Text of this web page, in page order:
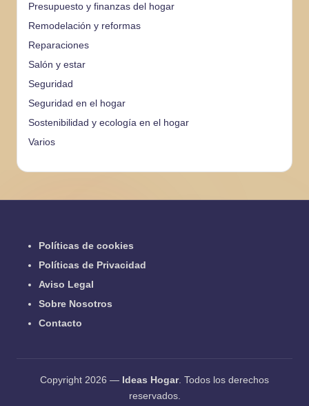
Presupuesto y finanzas del hogar
Remodelación y reformas
Reparaciones
Salón y estar
Seguridad
Seguridad en el hogar
Sostenibilidad y ecología en el hogar
Varios
Políticas de cookies
Políticas de Privacidad
Aviso Legal
Sobre Nosotros
Contacto
Copyright 2026 — Ideas Hogar. Todos los derechos
reservados.